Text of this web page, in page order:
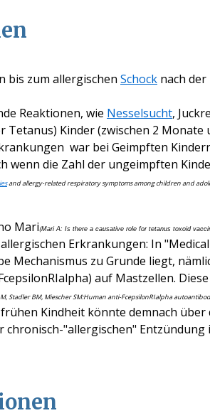
bis zum allergischen Schock nach
Reaktionen, wie Nesselsucht,
Kinder (zwischen 2
war bei Geimpften
wenn die Zahl der ungeimpften
and allergy-related respiratory symptoms among children and
Mari(Mari A: Is there a causative role for tetanus toxoid
Erkrankungen: In
Mechanismus zu Grunde liegt,
auf Mastzellen.
M, Stadler BM, Miescher SM:Human anti-FcepsilonRIalpha
Kindheit könnte demnach
"allergischen" Entzündung